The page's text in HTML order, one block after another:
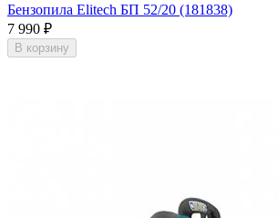
Бензопила Elitech БП 52/20 (181838)
7 990 ₽
В корзину